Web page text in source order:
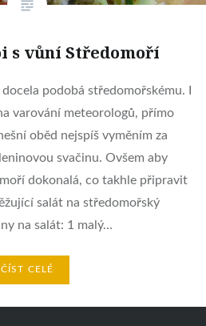
s vůní Středomoří
podobá středomořskému. I
varování meteorologů, přímo
oběd nejspíš vyměním za
svačinu. Ovšem aby
dokonalá, co takhle připravit
salát na středomořský
na salát: 1 malý…
ČÍST CELÉ